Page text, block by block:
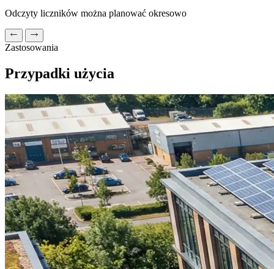
Odczyty liczników można planować okresowo
Zastosowania
Przypadki użycia